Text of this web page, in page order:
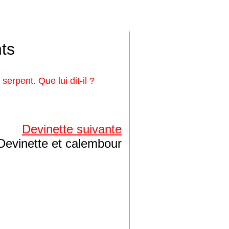
Que lui dit-il ?
Devinette suivante
et calembour